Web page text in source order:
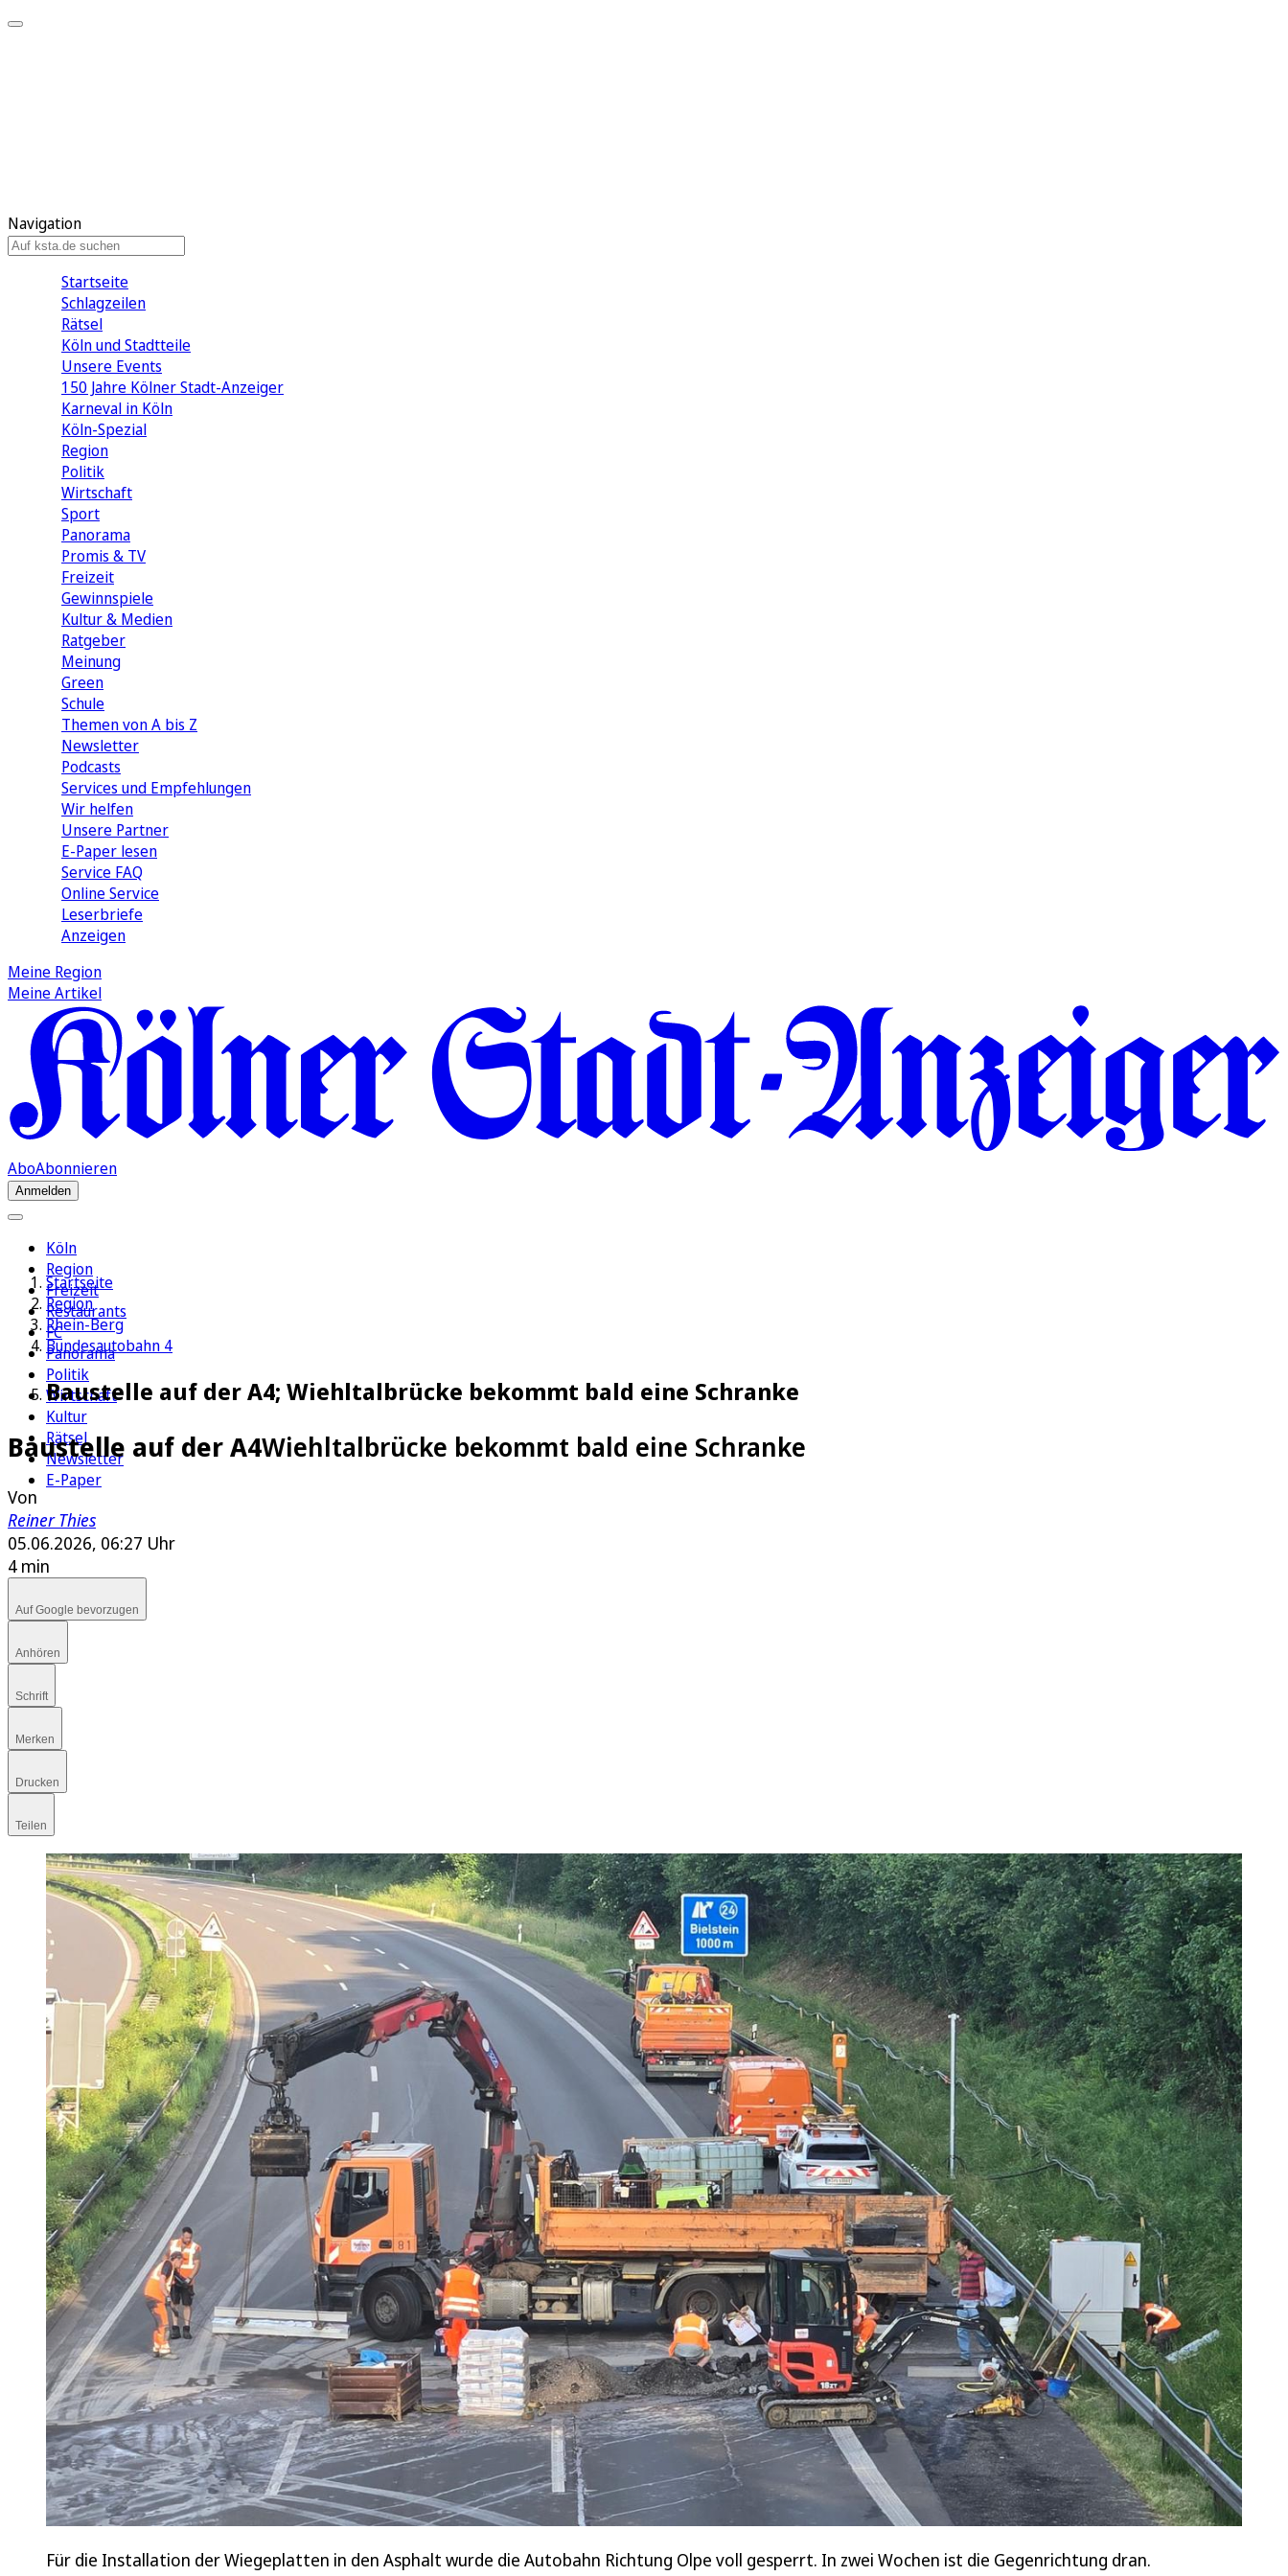
Navigation
Startseite
Schlagzeilen
Rätsel
Köln und Stadtteile
Unsere Events
150 Jahre Kölner Stadt-Anzeiger
Karneval in Köln
Köln-Spezial
Region
Politik
Wirtschaft
Sport
Panorama
Promis & TV
Freizeit
Gewinnspiele
Kultur & Medien
Ratgeber
Meinung
Green
Schule
Themen von A bis Z
Newsletter
Podcasts
Services und Empfehlungen
Wir helfen
Unsere Partner
E-Paper lesen
Service FAQ
Online Service
Leserbriefe
Anzeigen
Meine Region
Meine Artikel
AboAbonnieren
Anmelden
Köln
Region
Freizeit
Restaurants
FC
Panorama
Politik
Wirtschaft
Kultur
Rätsel
Newsletter
E-Paper
Startseite
Region
Rhein-Berg
Bundesautobahn 4
Baustelle auf der A4; Wiehltalbrücke bekommt bald eine Schranke
Baustelle auf der A4Wiehltalbrücke bekommt bald eine Schranke
Von
Reiner Thies
05.06.2026, 06:27 Uhr
4 min
Auf Google bevorzugen
Anhören
Schrift
Merken
Drucken
Teilen
Für die Installation der Wiegeplatten in den Asphalt wurde die Autobahn Richtung Olpe voll gesperrt. In zwei Wochen ist die Gegenrichtung dran.